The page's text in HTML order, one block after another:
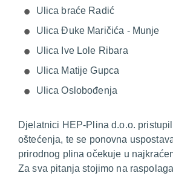
Ulica braće Radić
Ulica Đuke Maričića - Munje
Ulica Ive Lole Ribara
Ulica Matije Gupca
Ulica Oslobođenja
Djelatnici HEP-Plina d.o.o.
oštećenja, te se ponovna
prirodnog plina očekuje u
Za sva pitanja stojimo na